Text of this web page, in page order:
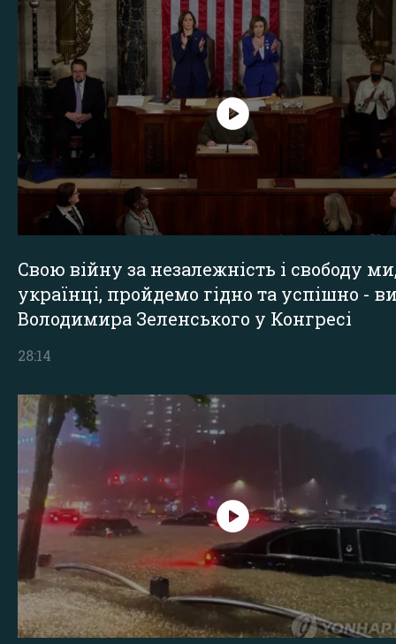
Свою війну за незалежність і свободу
українці, пройдемо гідно та успішно -
Володимира Зеленського у Конгресі
28:14